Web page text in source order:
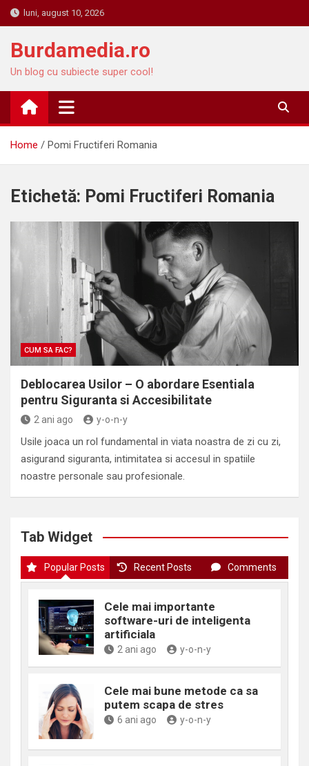
Skip
to
content
luni, august 10, 2026
Burdamedia.ro
Un blog cu subiecte super cool!
Home Pomi Fructiferi Romania
Etichetă: Pomi Fructiferi Romania
CUM SA FAC?
Deblocarea Usilor – O abordare Esentiala
pentru Siguranta si Accesibilitate
2 ani ago y-o-n-y
Usile joaca un rol fundamental in viata noastra de zi cu zi,
asigurand siguranta, intimitatea si accesul in spatiile
noastre personale sau profesionale.
Tab Widget
Popular Posts Recent Posts Comments
Cele mai importante
software-uri de inteligenta
artificiala
2 ani ago y-o-n-y
Cele mai bune metode ca sa
putem scapa de stres
6 ani ago y-o-n-y